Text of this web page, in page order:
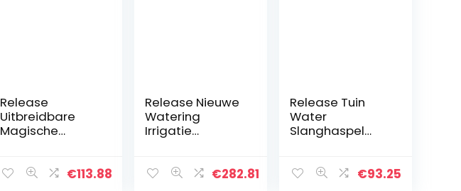
Release
Uitbreidbare
Magische
Flexibele
€113.88
Release Nieuwe
Watering
Irrigatie
Magic Slang
€282.81
Release Tuin
Water
Slanghaspel
Opbergrek €93.25